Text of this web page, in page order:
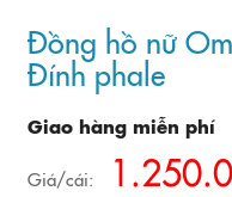
Đồng hồ nữ
Đính phale
Giao hàng miễn phí
Giá/cái: